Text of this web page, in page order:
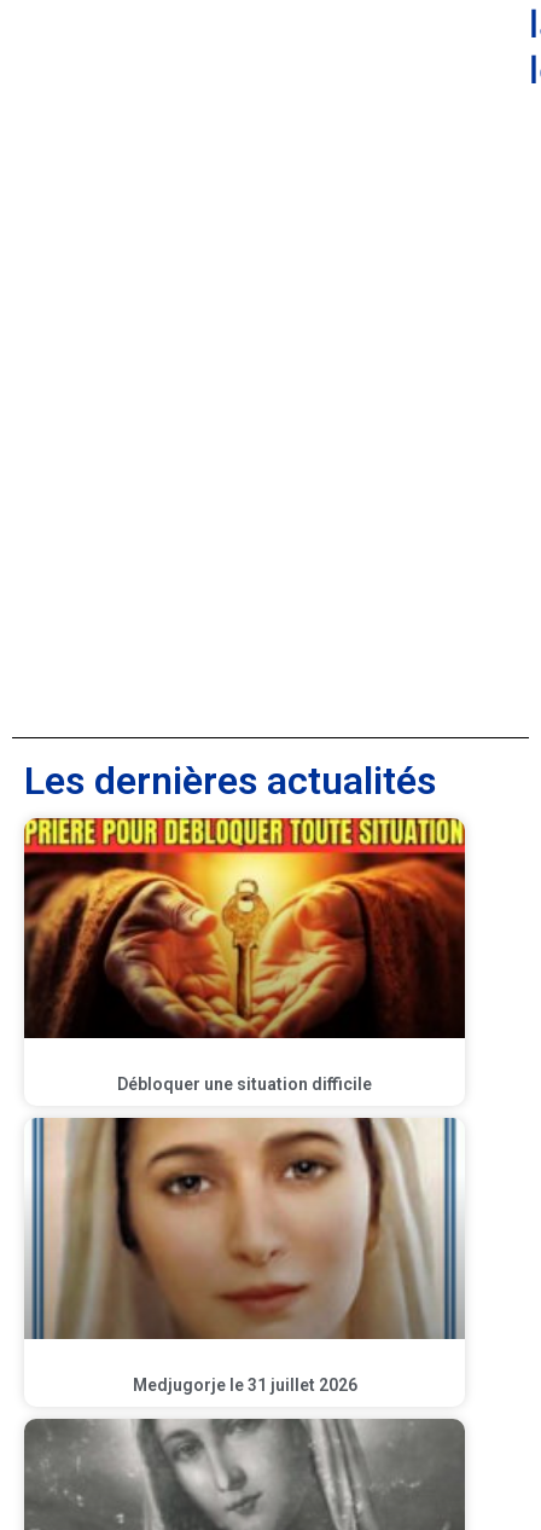
Les dernières actualités
Débloquer une situation difficile
Medjugorje le 31 juillet 2026